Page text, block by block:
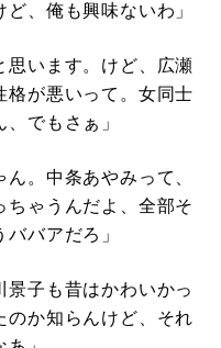
、俺も興味ないわ」
思います。けど、広瀬
格が悪いって。女同士
でもさぁ」
。中条あやみって、
ちゃうんだよ、全部そ
バアだろ」
景子も昔はかわいかっ
のか知らんけど、それ